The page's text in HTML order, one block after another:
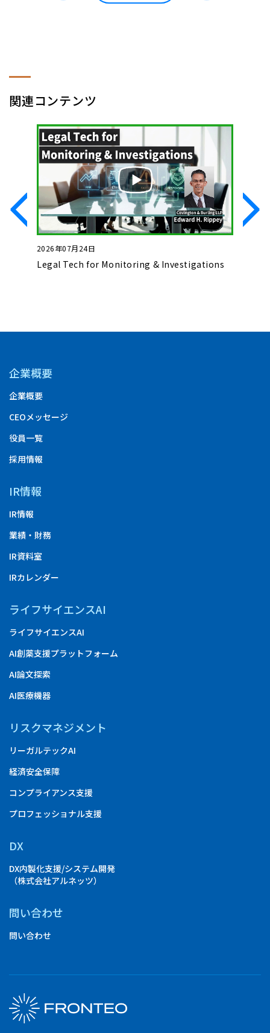
関連コンテンツ
2026年07月24日
Legal Tech for Monitoring & Investigations
企業概要
企業概要
CEOメッセージ
役員一覧
採用情報
IR情報
IR情報
業績・財務
IR資料室
IRカレンダー
ライフサイエンスAI
ライフサイエンスAI
AI創薬支援プラットフォーム
AI論文探索
AI医療機器
リスクマネジメント
リーガルテックAI
経済安全保障
コンプライアンス支援
プロフェッショナル支援
DX
DX内製化支援/システム開発
（株式会社アルネッツ）
問い合わせ
問い合わせ